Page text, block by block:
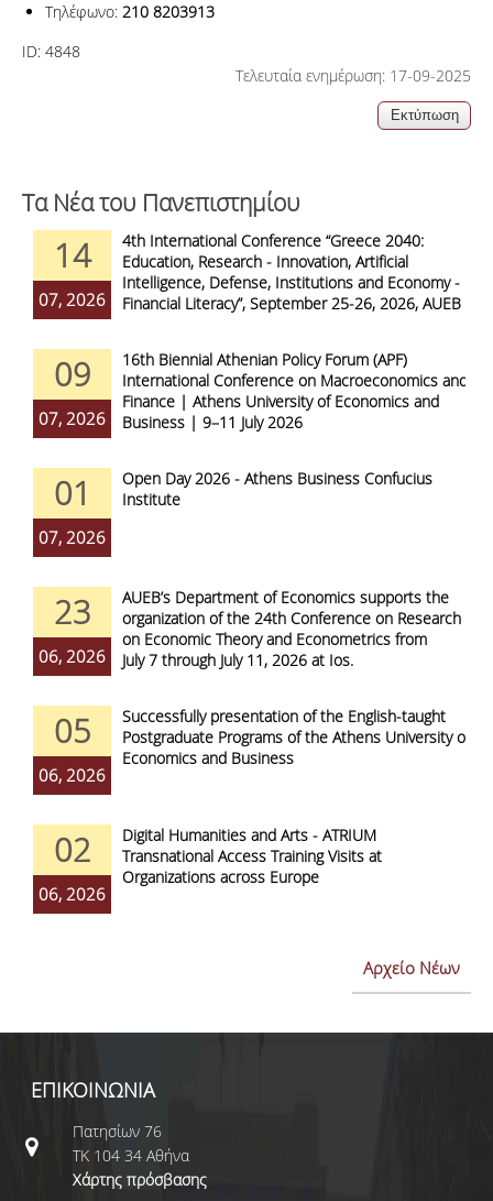
Τηλέφωνο: 210 8203913
ID: 4848
Τελευταία ενημέρωση: 17-09-2025
Τα Νέα του Πανεπιστημίου
14
07, 2026
4th International Conference “Greece 2040:
Education, Research - Innovation, Artificial
Intelligence, Defense, Institutions and Economy -
Financial Literacy”, September 25-26, 2026, AUEB
09
07, 2026
16th Biennial Athenian Policy Forum (APF)
International Conference on Macroeconomics and
Finance | Athens University of Economics and
Business | 9–11 July 2026
01
07, 2026
Open Day 2026 - Athens Business Confucius
Institute
23
06, 2026
AUEB’s Department of Economics supports the
organization of the 24th Conference on Research
on Economic Theory and Econometrics from
July 7 through July 11, 2026 at Ios.
05
06, 2026
Successfully presentation of the English-taught
Postgraduate Programs of the Athens University of
Economics and Business
02
06, 2026
Digital Humanities and Arts - ATRIUM
Transnational Access Training Visits at
Organizations across Europe
Αρχείο Νέων
ΕΠΙΚΟΙΝΩΝΙΑ
Πατησίων 76
ΤΚ 104 34 Αθήνα
Χάρτης πρόσβασης